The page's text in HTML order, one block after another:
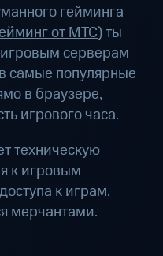
гейминга
от МТС) ты
серверам
самые популярные
в браузере,
игрового часа.
техническую
к игровым
к играм.
мерчантами.